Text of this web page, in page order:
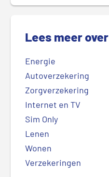
Lees meer over
Energie
Autoverzekering
Zorgverzekering
Internet en TV
Sim Only
Lenen
Wonen
Verzekeringen